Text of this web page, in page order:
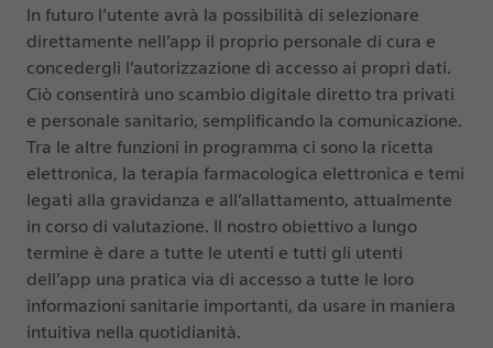
In futuro l’utente avrà la possibilità di selezionare
direttamente nell’app il proprio personale di cura e
concedergli l’autorizzazione di accesso ai propri dati.
Ciò consentirà uno scambio digitale diretto tra privati
e personale sanitario, semplificando la comunicazione.
Tra le altre funzioni in programma ci sono la ricetta
elettronica, la terapia farmacologica elettronica e temi
legati alla gravidanza e all’allattamento, attualmente
in corso di valutazione. Il nostro obiettivo a lungo
termine è dare a tutte le utenti e tutti gli utenti
dell’app una pratica via di accesso a tutte le loro
informazioni sanitarie importanti, da usare in maniera
intuitiva nella quotidianità.